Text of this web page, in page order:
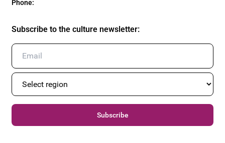
Phone:
Subscribe to the culture newsletter:
Subscribe